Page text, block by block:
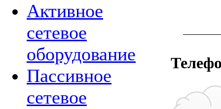
Активное
сетевое
оборудование
Пассивное
сетевое